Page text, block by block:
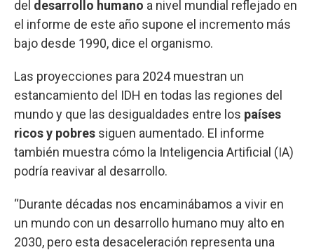
del desarrollo humano a nivel mundial reflejado en
el informe de este año supone el incremento más
bajo desde 1990, dice el organismo.
Las proyecciones para 2024 muestran un
estancamiento del IDH en todas las regiones del
mundo y que las desigualdades entre los países
ricos y pobres siguen aumentado. El informe
también muestra cómo la Inteligencia Artificial (IA)
podría reavivar al desarrollo.
“Durante décadas nos encaminábamos a vivir en
un mundo con un desarrollo humano muy alto en
2030, pero esta desaceleración representa una